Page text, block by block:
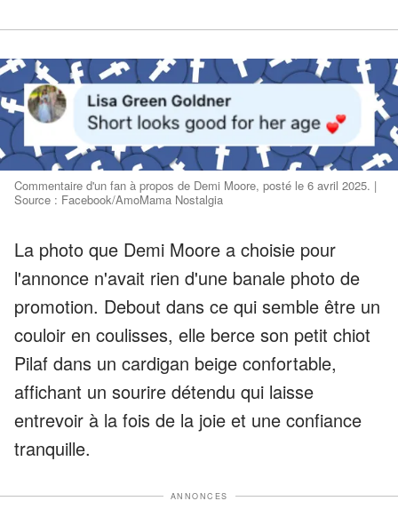
Commentaire d'un fan à propos de Demi Moore, posté le 6 avril 2025. |
Source : Facebook/AmoMama Nostalgia
La photo que Demi Moore a choisie pour
l'annonce n'avait rien d'une banale photo de
promotion. Debout dans ce qui semble être un
couloir en coulisses, elle berce son petit chiot
Pilaf dans un cardigan beige confortable,
affichant un sourire détendu qui laisse
entrevoir à la fois de la joie et une confiance
tranquille.
ANNONCES